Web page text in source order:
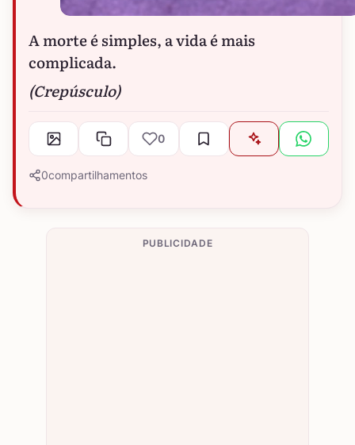
A morte é simples, a vida é mais
complicada.
(Crepúsculo)
0
0compartilhamentos
PUBLICIDADE